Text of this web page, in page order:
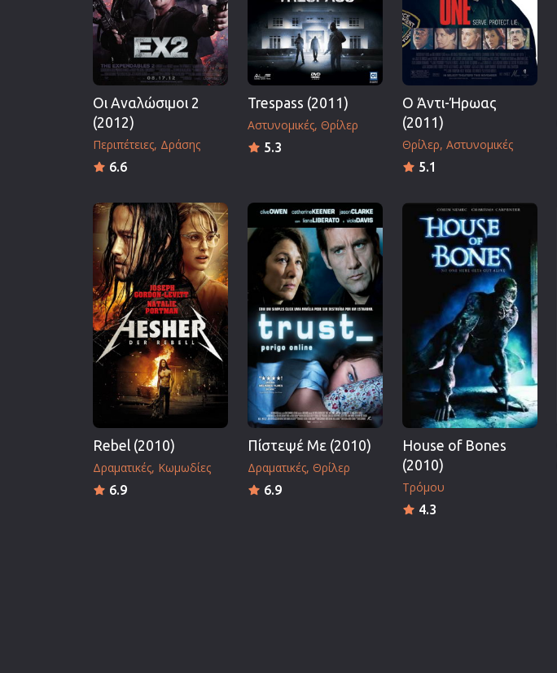
Οι Αναλώσιμοι 2
(2012)
Περιπέτειες Δράσης
6.6
Trespass (2011)
Αστυνομικές Θρίλερ
5.3
Ο Άντι-Ήρωας
(2011)
Θρίλερ Αστυνομικές
5.1
Rebel (2010)
Δραματικές Κωμωδίες
6.9
Πίστεψέ Με (2010)
Δραματικές Θρίλερ
6.9
House of Bones
(2010)
Τρόμου
4.3